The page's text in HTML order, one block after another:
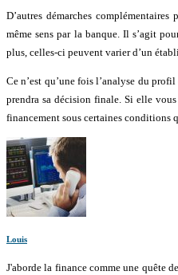
D’autres démarches
même sens par la banque. Il s’agit
plus, celles-ci peuvent varier d’un
Ce n’est qu’une fois l’analyse du
prendra sa décision finale. Si elle
financement sous certaines conditions
Louis
J'aborde la finance comme une quête